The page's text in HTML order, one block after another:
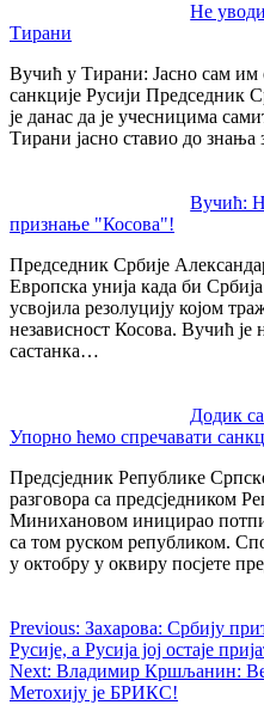
Не
Тирани
Вучић у Тирани: Јасно сам им
санкције Русији Председник
је данас да је учесницима
Тирани јасно ставио до
Вучић:
признање "Косова"!​
Председник Србије
Европска унија када би
усвојила резолуцију којом
независност Косова. Вучић је
састанка…
Додик
Упорно ћемо спречавати
Предсједник Републике
разговора са предсједником
Минихановом иницирао
са том руском републиком.
у октобру у оквиру посјете
navigation
Previous: Захарова: Србију
Русије, а Русија јој остаје
Next: Владимир Кршљанин:
Метохију је БРИКС!